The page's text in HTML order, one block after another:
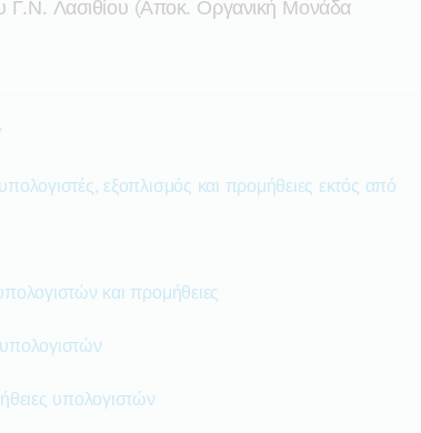
Λασιθίου (αποκ. Οργανική Μονάδα
εξοπλισμός και προμήθειες εκτός από
και προμήθειες
υπολογιστών